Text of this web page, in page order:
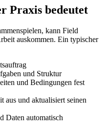
Praxis bedeutet
kann Field
auskommen. Ein typischer
und Struktur
und Bedingungen fest
aus und aktualisiert seinen
Daten automatisch